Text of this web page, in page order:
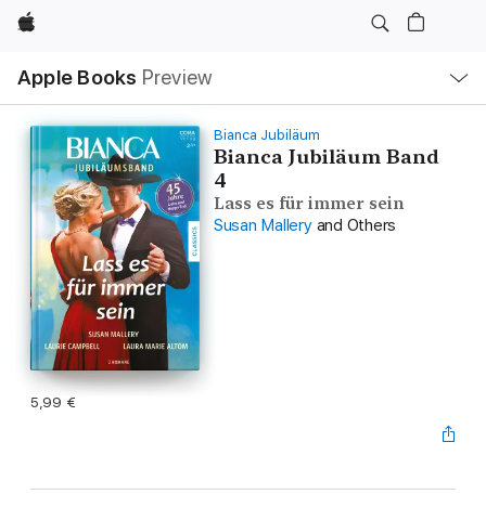
Apple
Apple Books Preview
Nav
Open
Menu
Bianca Jubiläum
Bianca Jubiläum Band
4
Lass es für immer sein
Susan Mallery and Others
5,99 €